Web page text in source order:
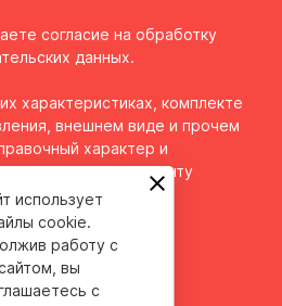
согласие на обработку
данных.
характеристиках, комплекте
внешнем виде и прочем
характер и
доступных к моменту
использует
cookie.
работу с
вы
с